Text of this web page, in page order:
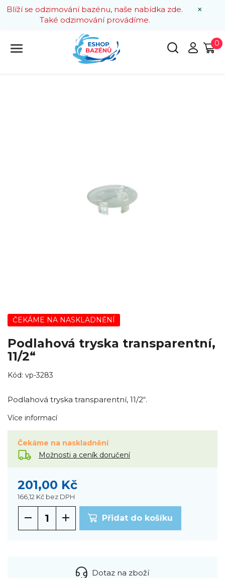
×
Blíží se odzimování bazénu, naše nabídka zde.
Také odzimování provádíme.
0
ČEKÁME NA NASKLADNĚNÍ
Podlahová tryska transparentní,
11/2“
Kód: vp-3283
Podlahová tryska transparentní, 11/2“.
Více informací
Čekáme na naskladnění
Možnosti a ceník doručení
201,00 Kč
166,12 Kč bez DPH
Přidat do košíku
Dotaz na zboží